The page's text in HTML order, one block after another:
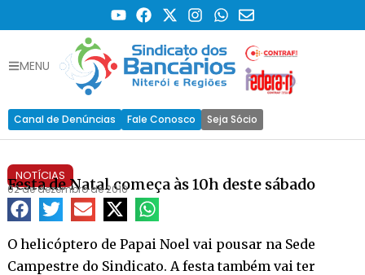
MENU
Canal de Denúncias Fale Conosco Seja Sócio
NOTÍCIAS
Festa de Natal começa às 10h deste sábado
02 de dezembro de 2010
O helicóptero de Papai Noel vai pousar na Sede
Campestre do Sindicato. A festa também vai ter